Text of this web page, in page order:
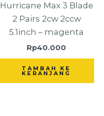
Hurricane Max 3 Blade
2 Pairs 2cw 2ccw
5.1inch – magenta
Rp40.000
TAMBAH KE
KERANJANG